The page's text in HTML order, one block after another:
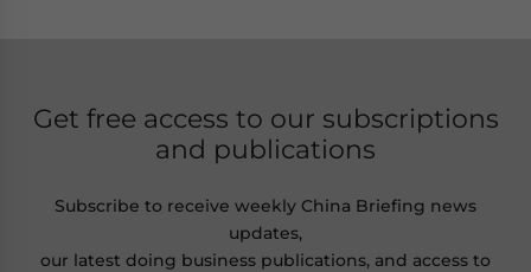
Get free access to our subscriptions
and publications
Subscribe to receive weekly China Briefing news
updates,
our latest doing business publications, and access to